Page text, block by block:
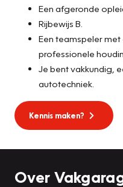
Een afgeronde
Rijbewijs B.
Een teamspeler
professionele
Je bent vakkundig,
autotechniek.
Kennis maken?
Over